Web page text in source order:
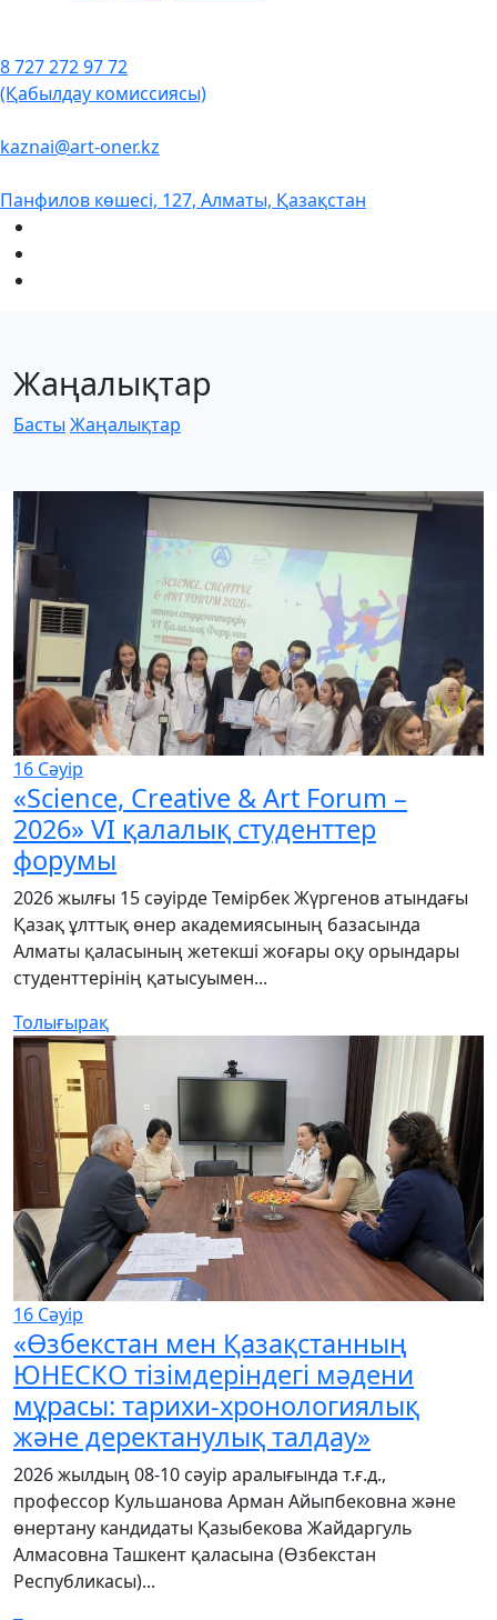
8 727 272 97 72
(Қабылдау комиссиясы)
kaznai@art-oner.kz
Панфилов көшесі, 127, Алматы, Қазақстан
Жаңалықтар
Басты Жаңалықтар
16 Сәуір
«Science, Creative & Art Forum –
2026» VI қалалық студенттер
форумы
2026 жылғы 15 сәуірде Темірбек Жүргенов атындағы
Қазақ ұлттық өнер академиясының базасында
Алматы қаласының жетекші жоғары оқу орындары
студенттерінің қатысуымен...
Толығырақ
16 Сәуір
«Өзбекстан мен Қазақстанның
ЮНЕСКО тізімдеріндегі мәдени
мұрасы: тарихи-хронологиялық
және деректанулық талдау»
2026 жылдың 08-10 сәуір аралығында т.ғ.д.,
профессор Кульшанова Арман Айыпбековна және
өнертану кандидаты Қазыбекова Жайдаргуль
Алмасовна Ташкент қаласына (Өзбекстан
Республикасы)...